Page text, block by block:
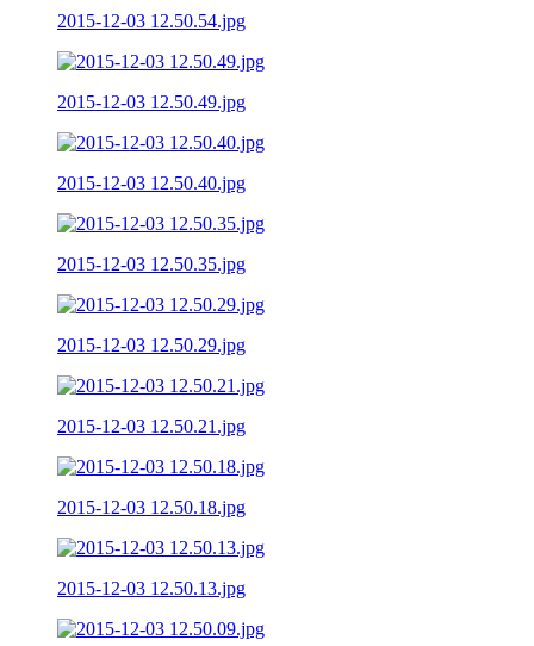
2015-12-03 12.50.54.jpg
2015-12-03 12.50.49.jpg
2015-12-03 12.50.40.jpg
2015-12-03 12.50.35.jpg
2015-12-03 12.50.29.jpg
2015-12-03 12.50.21.jpg
2015-12-03 12.50.18.jpg
2015-12-03 12.50.13.jpg